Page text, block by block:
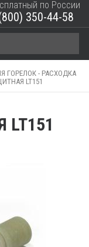
по России
350-44-58
ГОРЕЛОК - РАСХОДКА
LT151
КОРЗИНУ